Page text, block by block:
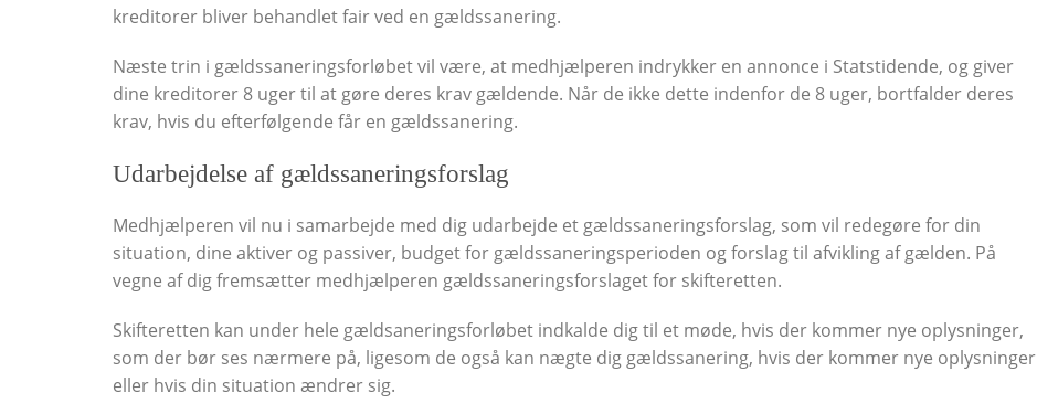
kreditorer bliver behandlet fair ved en gældssanering.
Næste trin i gældssaneringsforløbet vil være, at medhjælperen indrykker en annonce i Statstidende, og giver
dine kreditorer 8 uger til at gøre deres krav gældende. Når de ikke dette indenfor de 8 uger, bortfalder deres
krav, hvis du efterfølgende får en gældssanering.
Udarbejdelse af gældssaneringsforslag
Medhjælperen vil nu i samarbejde med dig udarbejde et gældssaneringsforslag, som vil redegøre for din
situation, dine aktiver og passiver, budget for gældssaneringsperioden og forslag til afvikling af gælden. På
vegne af dig fremsætter medhjælperen gældssaneringsforslaget for skifteretten.
Skifteretten kan under hele gældsaneringsforløbet indkalde dig til et møde, hvis der kommer nye oplysninger,
som der bør ses nærmere på, ligesom de også kan nægte dig gældssanering, hvis der kommer nye oplysninger
eller hvis din situation ændrer sig.